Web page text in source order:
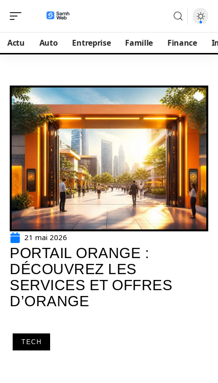
Actu Auto Entreprise Famille Finance
21 mai 2026
PORTAIL ORANGE :
DÉCOUVREZ LES
SERVICES ET OFFRES
D’ORANGE
TECH